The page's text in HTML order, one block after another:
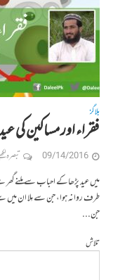
بلاگز
فقراء اور مساکین کی
09/14/2016 تبصرہ
میں عید پڑھاکے احباب سے ملنےگھر
طرف روانہ ہوا، جن سے مِلا ان میں
جن...
تلاش